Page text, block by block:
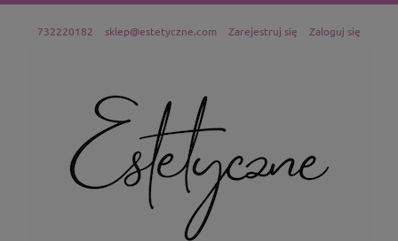
732220182 sklep@estetyczne.com Zarejestruj się Zaloguj się